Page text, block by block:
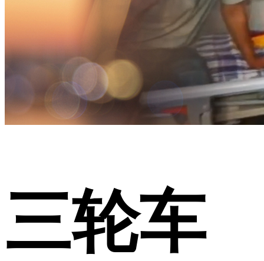
三轮车